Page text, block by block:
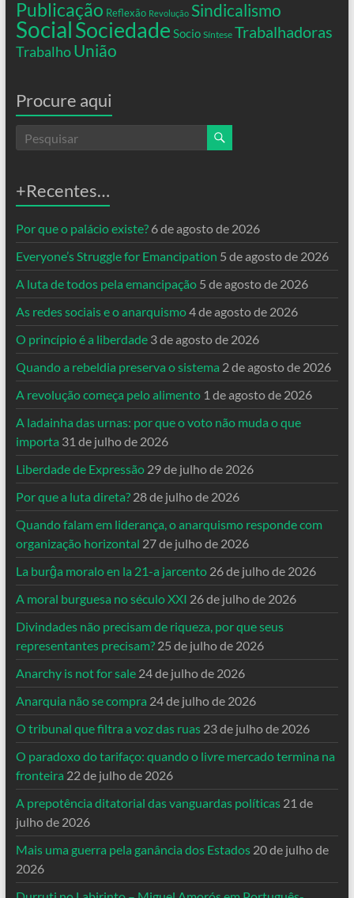
Publicação Reflexão Revolução Sindicalismo
SocialSociedade Socio Síntese Trabalhadoras
Trabalho União
Procure aqui
+Recentes…
Por que o palácio existe? 6 de agosto de 2026
Everyone’s Struggle for Emancipation 5 de agosto de 2026
A luta de todos pela emancipação 5 de agosto de 2026
As redes sociais e o anarquismo4 de agosto de 2026
O princípio é a liberdade 3 de agosto de 2026
Quando a rebeldia preserva o sistema 2 de agosto de 2026
A revolução começa pelo alimento 1 de agosto de 2026
A ladainha das urnas: por que o voto não muda o que
importa 31 de julho de 2026
Liberdade de Expressão 29 de julho de 2026
Por que a luta direta? 28 de julho de 2026
Quando falam em liderança, o anarquismo responde com
organização horizontal 27 de julho de 2026
La burĝa moralo en la 21-a jarcento 26 de julho de 2026
A moral burguesa no século XXI 26 de julho de 2026
Divindades não precisam de riqueza, por que seus
representantes precisam? 25 de julho de 2026
Anarchy is not for sale 24 de julho de 2026
Anarquia não se compra 24 de julho de 2026
O tribunal que filtra a voz das ruas 23 de julho de 2026
O paradoxo do tarifaço: quando o livre mercado termina na
fronteira 22 de julho de 2026
A prepotência ditatorial das vanguardas políticas 21 de
julho de 2026
Mais uma guerra pela ganância dos Estados 20 de julho de
2026